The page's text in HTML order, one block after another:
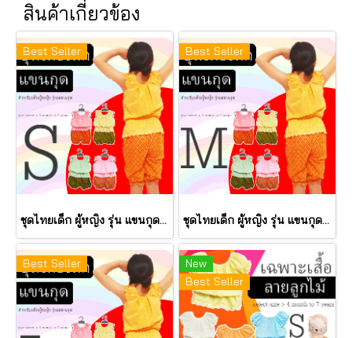
สินค้าเกี่ยวข้อง
Best Seller
ชุดไทยเด็ก ผู้หญิง รุ่น แขนกุด (เสื้อ+กางเกงโจง) ขนาด S
Best Seller
ชุดไทยเด็ก ผู้หญิง รุ่น แขนกุด (เสื้อ+กางเกงโจง) ขนาด M
Best Seller
New
Best Seller